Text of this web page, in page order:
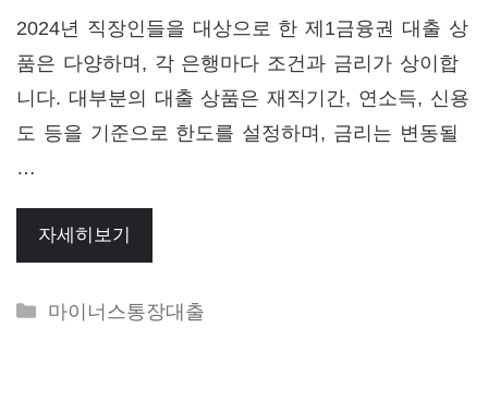
2024년 직장인들을 대상으로 한 제1금융권 대출 상
품은 다양하며, 각 은행마다 조건과 금리가 상이합
니다. 대부분의 대출 상품은 재직기간, 연소득, 신용
도 등을 기준으로 한도를 설정하며, 금리는 변동될
…
자세히보기
Categories
마이너스통장대출